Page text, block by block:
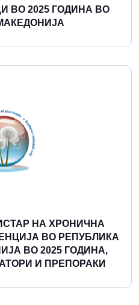
ВО 2025 ГОДИНА ВО
НА ХРОНИЧНА
ВО РЕПУБЛИКА
ВО 2025 ГОДИНА,
И ПРЕПОРАКИ